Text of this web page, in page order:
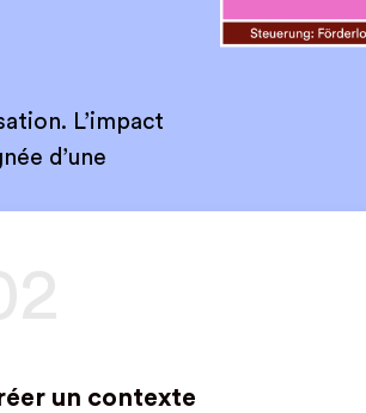
L’impact
d’une
un contexte